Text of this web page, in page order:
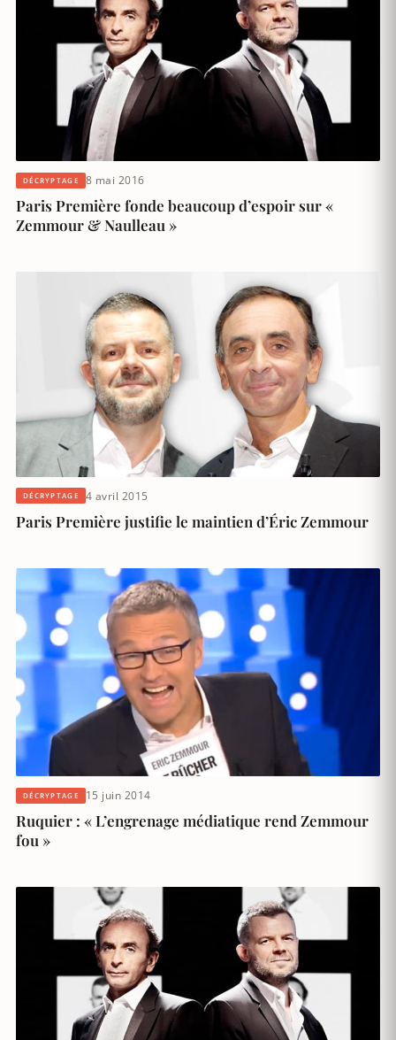
DÉCRYPTAGE 8 mai 2016
Paris Première fonde beaucoup d’espoir sur «
Zemmour & Naulleau »
DÉCRYPTAGE 4 avril 2015
Paris Première justifie le maintien d’Éric Zemmour
DÉCRYPTAGE 15 juin 2014
Ruquier : « L’engrenage médiatique rend Zemmour
fou »